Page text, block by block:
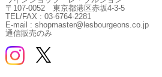
〒107-0052 東京都港区赤坂4-3-5
TEL/FAX : 03-6764-2281
E-mail : shopmaster@lesbourgeons.co.jp
通信販売のみ